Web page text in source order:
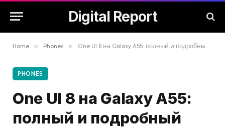
Digital Report
Home » Phones » One UI 8 на Galaxy A55: полный и подробный разбор новых функций
PHONES
One UI 8 на Galaxy A55:
полный и подробный